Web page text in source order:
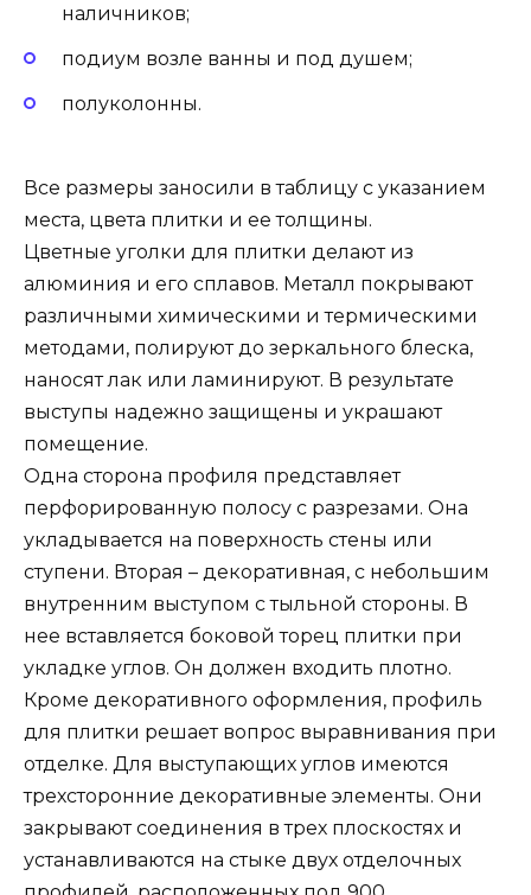
наличников;
подиум возле ванны и под душем;
полуколонны.
Все размеры заносили в таблицу с указанием
места, цвета плитки и ее толщины.
Цветные уголки для плитки делают из
алюминия и его сплавов. Металл покрывают
различными химическими и термическими
методами, полируют до зеркального блеска,
наносят лак или ламинируют. В результате
выступы надежно защищены и украшают
помещение.
Одна сторона профиля представляет
перфорированную полосу с разрезами. Она
укладывается на поверхность стены или
ступени. Вторая – декоративная, с небольшим
внутренним выступом с тыльной стороны. В
нее вставляется боковой торец плитки при
укладке углов. Он должен входить плотно.
Кроме декоративного оформления, профиль
для плитки решает вопрос выравнивания при
отделке. Для выступающих углов имеются
трехсторонние декоративные элементы. Они
закрывают соединения в трех плоскостях и
устанавливаются на стыке двух отделочных